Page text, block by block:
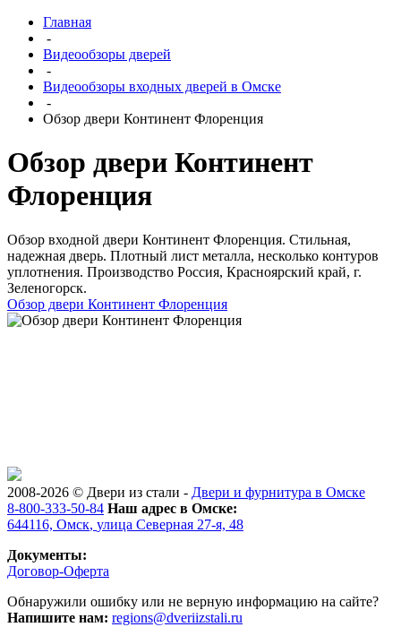
Главная
-
Видеообзоры дверей
-
Видеообзоры входных дверей в Омске
-
Обзор двери Континент Флоренция
Обзор двери Континент
Флоренция
Обзор входной двери Континент Флоренция. Стильная,
надежная дверь. Плотный лист металла, несколько контуров
уплотнения. Производство Россия, Красноярский край, г.
Зеленогорск.
Обзор двери Континент Флоренция
2008-2026 © Двери из стали - Двери и фурнитура в Омске
8-800-333-50-84 Наш адрес в Омске:
644116, Омск, улица Северная 27-я, 48
Документы:
Договор-Оферта
Обнаружили ошибку или не верную информацию на сайте?
Напишите нам: regions@dveriizstali.ru